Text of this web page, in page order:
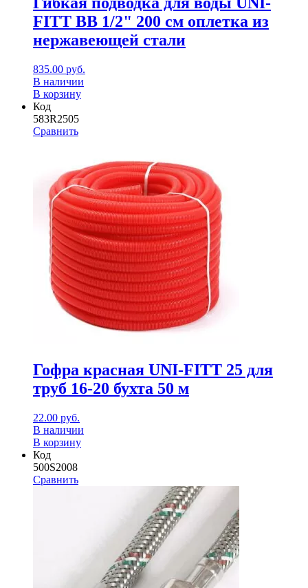
Гибкая подводка для воды UNI-
FITT ВВ 1/2" 200 см оплетка из
нержавеющей стали
835.00руб.
В наличии
В корзину
Код
583R2505
Сравнить
Гофра красная UNI-FITT 25 для
труб 16-20 бухта 50 м
22.00руб.
В наличии
В корзину
Код
500S2008
Сравнить